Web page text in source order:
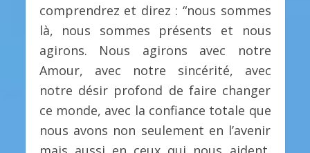
comprendrez et direz : “nous sommes
là, nous sommes présents et nous
agirons. Nous agirons avec notre
Amour, avec notre sincérité, avec
notre désir profond de faire changer
ce monde, avec la confiance totale que
nous avons non seulement en l’avenir